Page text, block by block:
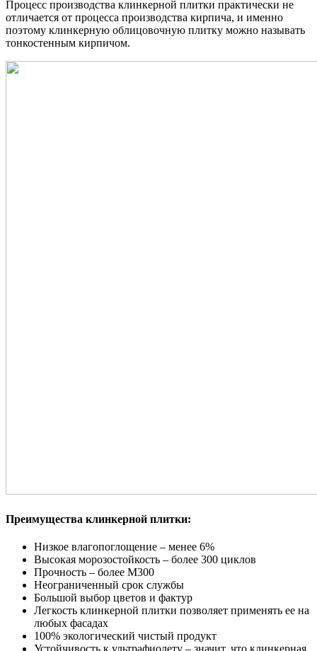
Процесс производства клинкерной плитки практически не
отличается от процесса производства кирпича, и именно
поэтому клинкерную облицовочную плитку можно называть
тонкостенным кирпичом.
Преимущества клинкерной плитки:
Низкое влагопоглощение – менее 6%
Высокая морозостойкость – более 300 циклов
Прочность – более М300
Неограниченный срок службы
Большой выбор цветов и фактур
Легкость клинкерной плитки позволяет применять ее на
любых фасадах
100% экологический чистый продукт
Устойчивость к ультрафиолету – значит, что клинкерная